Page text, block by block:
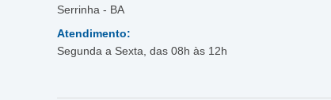
Serrinha - BA
Atendimento:
Segunda a Sexta, das 08h às 12h